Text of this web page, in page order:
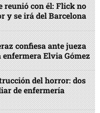
reunió con él: Flick no
y se irá del Barcelona
confiesa ante jueza
enfermera Elvia Gómez
del horror: dos
de enfermería